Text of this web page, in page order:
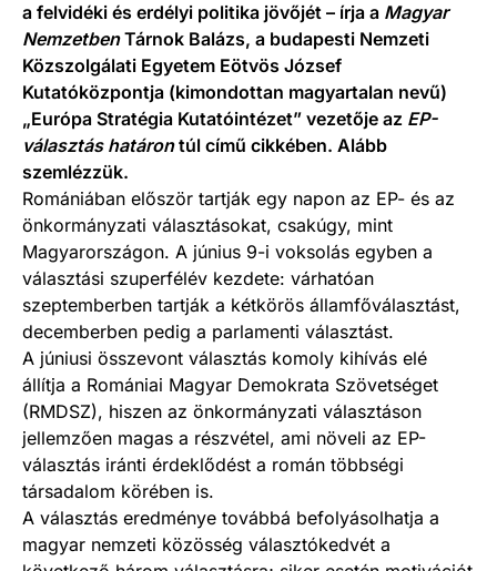
a felvidéki és erdélyi politika jövőjét – írja a Magyar
NemzetbenTárnok Balázs, a budapesti Nemzeti
Közszolgálati Egyetem Eötvös József
Kutatóközpontja (kimondottan magyartalan nevű)
„Európa Stratégia Kutatóintézet” vezetője az EP-
választás határontúl című cikkében. Alább
szemlézzük.
Romániában először tartják egy napon az EP- és az
önkormányzati választásokat, csakúgy, mint
Magyarországon. A június 9-i voksolás egyben a
választási szuperfélév kezdete: várhatóan
szeptemberben tartják a kétkörös államfőválasztást,
decemberben pedig a parlamenti választást.
A júniusi összevont választás komoly kihívás elé
állítja a Romániai Magyar Demokrata Szövetséget
(RMDSZ), hiszen az önkormányzati választáson
jellemzően magas a részvétel, ami növeli az EP-
választás iránti érdeklődést a román többségi
társadalom körében is.
A választás eredménye továbbá befolyásolhatja a
magyar nemzeti közösség választókedvét a